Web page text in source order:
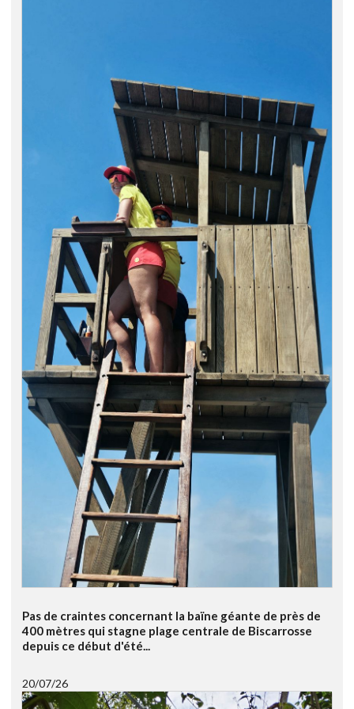
Pas de craintes concernant la baïne géante de près de
400 mètres qui stagne plage centrale de Biscarrosse
depuis ce début d'été...
20/07/26